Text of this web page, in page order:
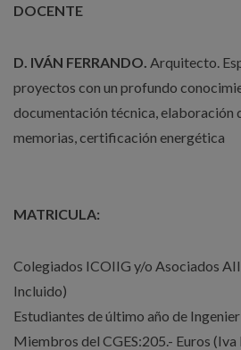
DOCENTE
D. IVÁN FERRANDO. Arquitecto.
proyectos con un profundo
documentación técnica, elaboración
memorias, certificación energética
MATRICULA:
Colegiados ICOIIG y/o Asociados
Incluido)
Estudiantes de último año de
Miembros del CGES:205.- Euros (Iva